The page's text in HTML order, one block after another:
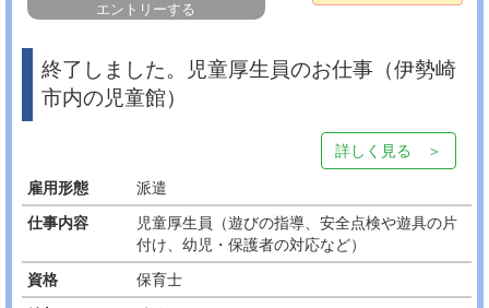
エントリーする
終了しました。児童厚生員のお仕事（伊勢崎
市内の児童館）
詳しく見る ＞
雇用形態
派遣
仕事内容
児童厚生員（遊びの指導、安全点検や遊具の片
付け、幼児・保護者の対応など）
資格
保育士